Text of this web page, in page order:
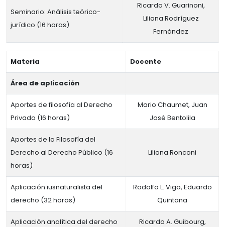
Seminario: Análisis teórico-
jurídico (16 horas)
Ricardo V. Guarinoni,
Liliana Rodríguez
Fernández
Materia Docente
Área de aplicación
Aportes de filosofía al Derecho
Privado (16 horas)
Mario Chaumet, Juan
José Bentolila
Aportes de la Filosofía del
Derecho al Derecho Público (16
horas)
Liliana Ronconi
Aplicación iusnaturalista del
derecho (32 horas)
Rodolfo L. Vigo, Eduardo
Quintana
Aplicación analítica del derecho
Ricardo A. Guibourg,